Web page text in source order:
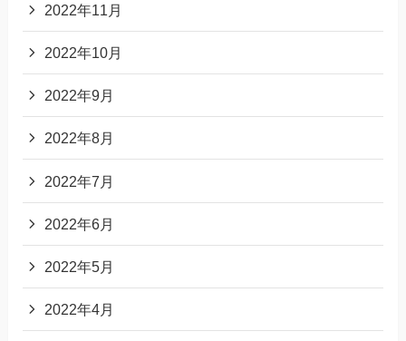
2022年11月
2022年10月
2022年9月
2022年8月
2022年7月
2022年6月
2022年5月
2022年4月